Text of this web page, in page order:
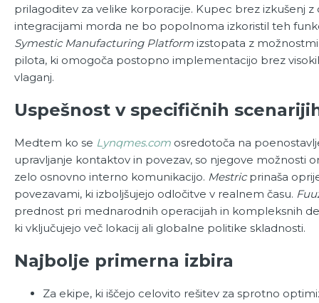
prilagoditev za velike korporacije. Kupec brez izkušenj z
integracijami morda ne bo popolnoma izkoristil teh
Symestic Manufacturing Platform izstopata z
pilota, ki omogoča postopno implementacijo brez
vlaganj.
Uspešnost v specifičnih
Medtem ko se Lynqmes.com osredotoča na
upravljanje kontaktov in povezav, so njegove možnosti
zelo osnovno interno komunikacijo. Mestricprinaša
povezavami, ki izboljšujejo odločitve v realnem času.
prednost pri mednarodnih operacijah in kompleksnih
ki vključujejo več lokacij ali globalne politike skladnosti.
Najbolje primerna izbira
Za ekipe, ki iščejo celovito rešitev za sprotno